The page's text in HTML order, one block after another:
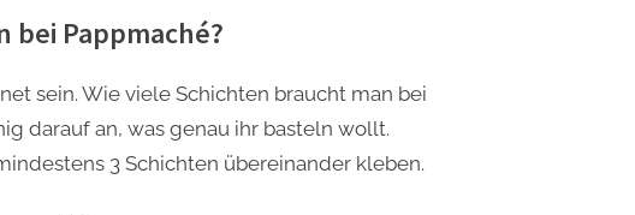
bei Pappmaché?
sein. Wie viele Schichten braucht man bei
darauf an, was genau ihr basteln wollt.
3 Schichten übereinander kleben.